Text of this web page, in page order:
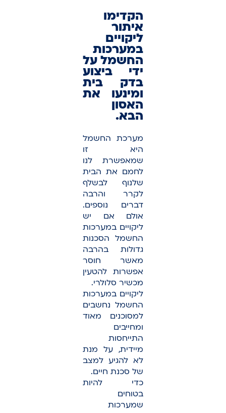
הקדימו
איתור
ליקויים
במערכות
החשמל על
ידי ביצוע
בדק בית
ומינעו את
האסון
הבא.
מערכת החשמל
היא זו
שמאפשרת לנו
לחמם את הבית
שלנוף לבשלף
לקרר והרבה
דברים נוספים.
אולם אם יש
ליקויים במערכות
החשמל הסכנות
גדולות בהרבה
מאשר חוסר
אפשרות להטעין
מכשיר סלולרי.
ליקויים במערכות
החשמל נחשבים
למסוכנים מאוד
ומחייבים
התייחסות
מיידית, על מנת
לא להגיע למצב
של סכנת חיים.
כדי להיות
בטוחים
שמערכות